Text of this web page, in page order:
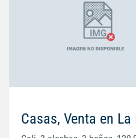
Casas, Venta en